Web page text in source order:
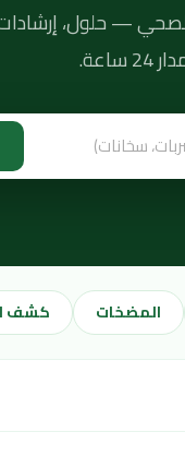
— حلول،
المضخات كشف